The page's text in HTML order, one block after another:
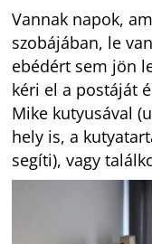
Vannak napok,
szobájában, le
ebédért sem jön
kéri el a postáját
Mike kutyusával
hely is, a
segíti), vagy